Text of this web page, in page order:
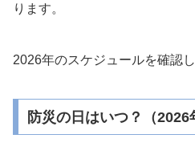
ります。
2026年のスケジュールを確認
防災の日はいつ？（2026